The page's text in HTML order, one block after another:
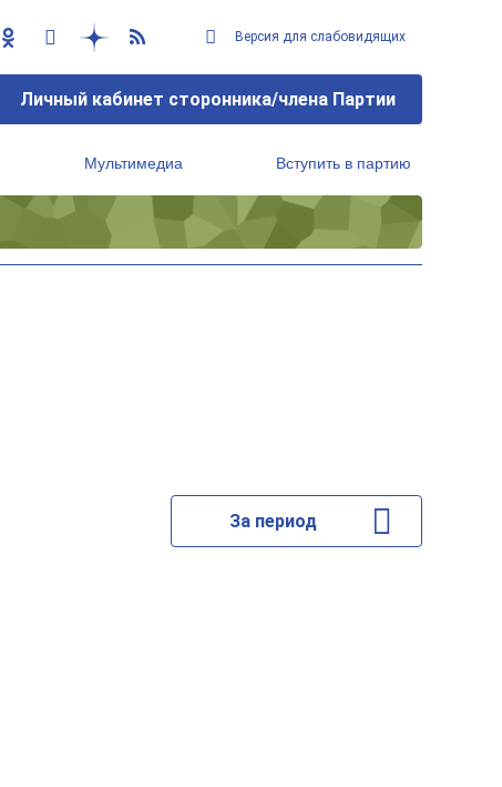
Версия для слабовидящих
Личный кабинет сторонника/члена Партии
Мультимедиа Вступить в партию
За период